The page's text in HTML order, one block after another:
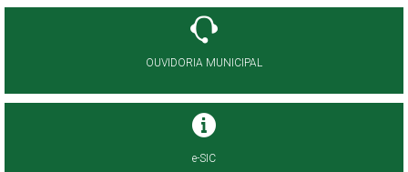
OUVIDORIA MUNICIPAL
e-SIC